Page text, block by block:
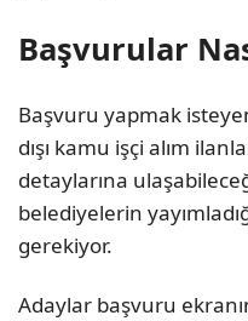
Başvurular
Başvuru yapmak
dışı kamu işçi alım
detaylarına
belediyelerin
gerekiyor.
Adaylar başvuru